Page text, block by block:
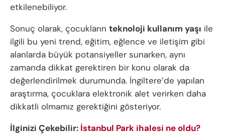
etkilenebiliyor.
Sonuç olarak, çocukların teknoloji kullanım yaşı ile
ilgili bu yeni trend, eğitim, eğlence ve iletişim gibi
alanlarda büyük potansiyeller sunarken, aynı
zamanda dikkat gerektiren bir konu olarak da
değerlendirilmek durumunda. İngiltere’de yapılan
araştırma, çocuklara elektronik alet verirken daha
dikkatli olmamız gerektiğini gösteriyor.
İlginizi Çekebilir: İstanbul Park ihalesi ne oldu?